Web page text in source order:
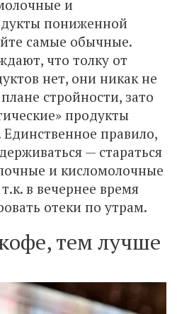
и
пониженной
самые обычные.
что толку от
нет, они никак не
стройности, зато
продукты
Единственное правило,
— стараться
и кисломолочные
в вечернее время
отеки по утрам.
тем лучше